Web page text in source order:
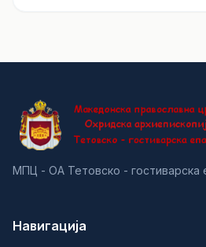
МПЦ - ОА Тетовско - гостиварска
Навигација